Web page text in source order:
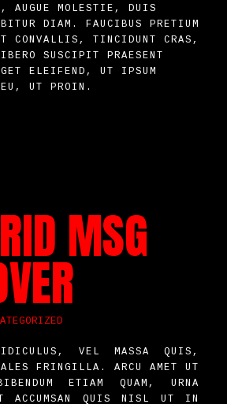
AUGUE MOLESTIE, DUIS
DIAM. FAUCIBUS PRETIUM
CONVALLIS, TINCIDUNT CRAS,
SUSCIPIT PRAESENT
ELEIFEND, UT IPSUM
UT PROIN.
MSG
VEL MASSA QUIS,
FRINGILLA. ARCU AMET UT
ETIAM QUAM, URNA
ACCUMSAN QUIS NISL UT IN